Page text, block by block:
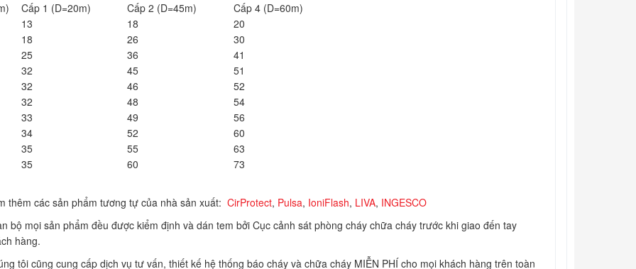
Cấp 1 (D=20m) Cấp 2 (D=45m)
Cấp 4 (D=60m)
13
18
20
18
26
30
25
36
41
32
45
51
32
46
52
32
48
54
33
49
56
34
52
60
35
55
63
35
60 73
thêm các sản phẩm tương tự của nhà sản xuất: CirProtect, Pulsa, IoniFlash, LIVA, INGESCO
bộ mọi sản phẩm đều được kiểm định và dán tem bởi Cục cảnh sát phòng cháy chữa cháy trước khi giao đến tay
hàng.
tôi cũng cung cấp dịch vụ tư vấn, thiết kế hệ thống báo cháy và chữa cháy MIỄN PHÍ cho mọi khách hàng trên toàn